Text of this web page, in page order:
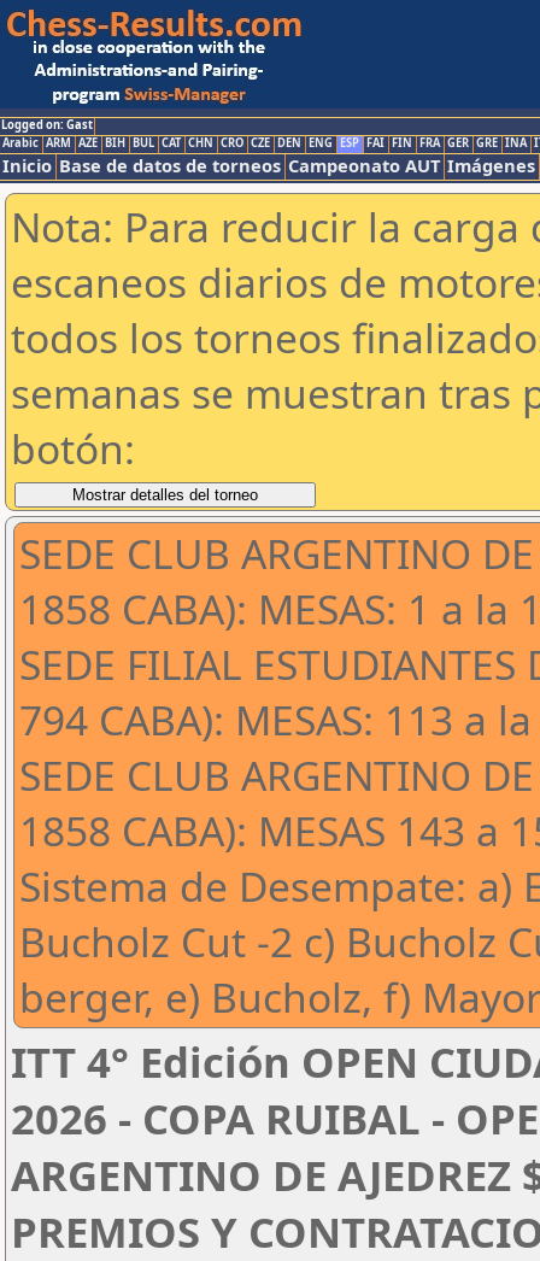
Logged on: Gast
Arabic ARM AZE BIH BUL CAT CHN CRO CZE DEN ENG ESP FAI FIN FRA GER GRE INA
Inicio Base de datos de torneos Campeonato AUT Imágenes
Nota: Para reducir la
escaneos diarios de
todos los torneos
semanas se muestran tras
botón:
SEDE CLUB ARGENTINO
1858 CABA): MESAS: 1 a la
SEDE FILIAL
794 CABA): MESAS: 113 a
SEDE CLUB ARGENTINO
1858 CABA): MESAS 143 a
Sistema de Desempate: a)
Bucholz Cut -2 c) Bucholz
berger, e) Bucholz, f)
ITT 4° Edición OPEN
2026 - COPA RUIBAL -
ARGENTINO DE
PREMIOS Y